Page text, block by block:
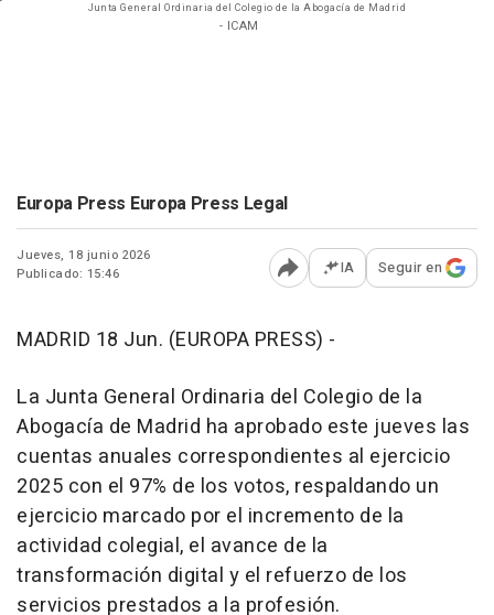
Junta General Ordinaria del Colegio de la Abogacía de Madrid
- ICAM
Europa Press Europa Press Legal
Jueves, 18 junio 2026
Publicado: 15:46
Abrir opciones para
IA Seguir en
MADRID 18 Jun. (EUROPA PRESS) -
La Junta General Ordinaria del Colegio de la
Abogacía de Madrid ha aprobado este jueves las
cuentas anuales correspondientes al ejercicio
2025 con el 97% de los votos, respaldando un
ejercicio marcado por el incremento de la
actividad colegial, el avance de la
transformación digital y el refuerzo de los
servicios prestados a la profesión.